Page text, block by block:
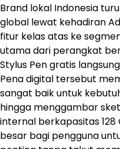
Brand lokal Indonesia
global lewat kehadiran
fitur kelas atas ke
utama dari perangkat
Stylus Pen gratis
Pena digital tersebut
sangat baik untuk
hingga menggambar
internal berkapasitas
besar bagi pengguna